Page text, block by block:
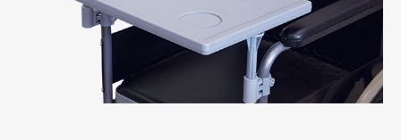
8 (911) 712-09-38